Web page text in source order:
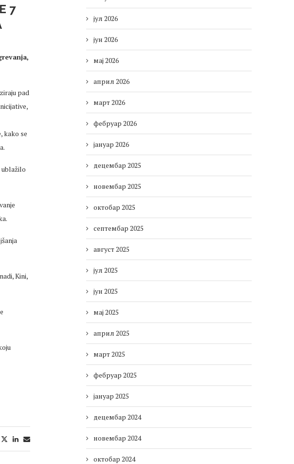
7
pad
kako se
ublažilo
Kini,
јул 2026
јун 2026
мај 2026
април 2026
март 2026
фебруар 2026
јануар 2026
децембар 2025
новембар 2025
октобар 2025
септембар 2025
август 2025
јул 2025
јун 2025
мај 2025
април 2025
март 2025
фебруар 2025
јануар 2025
децембар 2024
новембар 2024
октобар 2024